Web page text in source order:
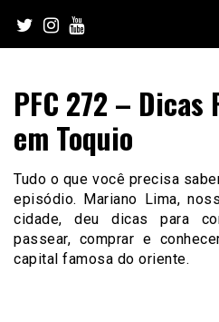
content
PFC 272 –
em Toquio
Tudo o que você precisa
episódio. Mariano Lima,
cidade, deu dicas para
passear, comprar e
capital famosa do oriente.